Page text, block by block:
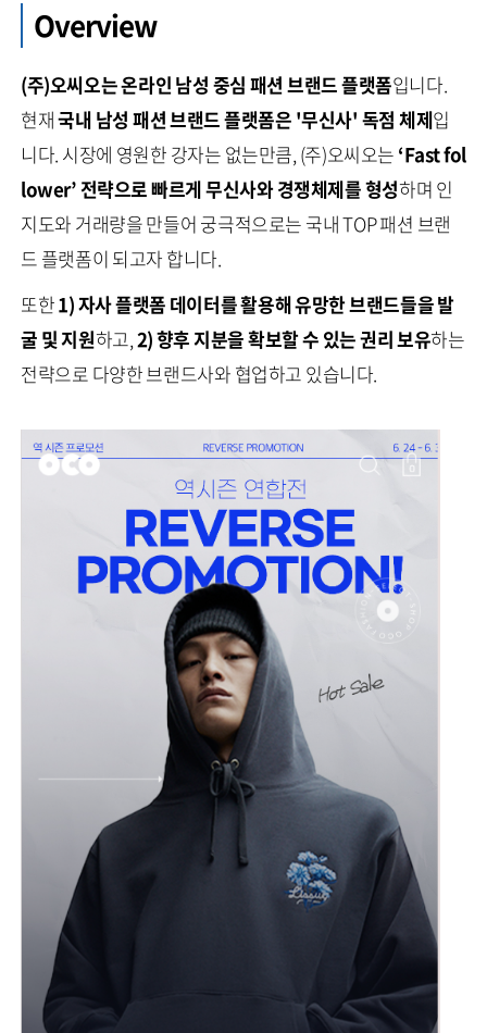
Overview
(주)오씨오는 온라인 남성 중심 패션 브랜드 플랫폼입니다.
현재국내 남성 패션 브랜드 플랫폼은 '무신사' 독점 체제입
니다. 시장에 영원한 강자는 없는만큼, (주)오씨오는 ‘Fast fol
lower’ 전략으로 빠르게 무신사와 경쟁체제를 형성하며 인
지도와 거래량을 만들어 궁극적으로는 국내 TOP 패션 브랜
드 플랫폼이 되고자 합니다.
또한1)자사플랫폼 데이터를 활용해 유망한 브랜드들을 발
굴 및 지원하고,2)향후 지분을 확보할 수 있는 권리 보유하는
전략으로 다양한 브랜드사와 협업하고 있습니다.